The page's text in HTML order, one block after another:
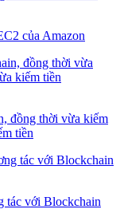
của Amazon
đồng thời vừa kiếm
tiền
tác với Blockchain